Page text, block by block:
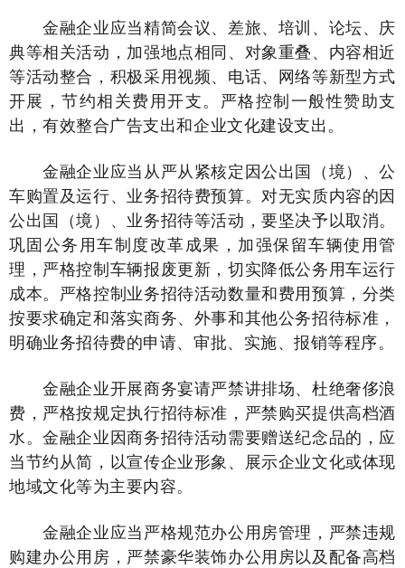
金融企业应当精简会议、差旅、培训、论坛、庆
典等相关活动，加强地点相同、对象重叠、内容相近
等活动整合，积极采用视频、电话、网络等新型方式
开展，节约相关费用开支。严格控制一般性赞助支
出，有效整合广告支出和企业文化建设支出。
金融企业应当从严从紧核定因公出国（境）、公
车购置及运行、业务招待费预算。对无实质内容的因
公出国（境）、业务招待等活动，要坚决予以取消。
巩固公务用车制度改革成果，加强保留车辆使用管
理，严格控制车辆报废更新，切实降低公务用车运行
成本。严格控制业务招待活动数量和费用预算，分类
按要求确定和落实商务、外事和其他公务招待标准，
明确业务招待费的申请、审批、实施、报销等程序。
金融企业开展商务宴请严禁讲排场、杜绝奢侈浪
费，严格按规定执行招待标准，严禁购买提供高档酒
水。金融企业因商务招待活动需要赠送纪念品的，应
当节约从简，以宣传企业形象、展示企业文化或体现
地域文化等为主要内容。
金融企业应当严格规范办公用房管理，严禁违规
购建办公用房，严禁豪华装饰办公用房以及配备高档